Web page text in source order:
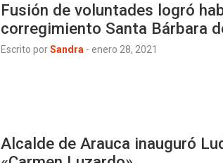
Fusión de voluntades logró
corregimiento Santa Bárbara
Escrito porSandra - enero 28, 2021
Alcalde de Arauca inauguró